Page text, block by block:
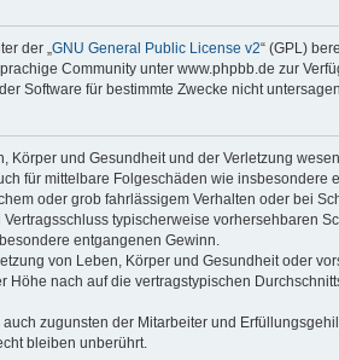
der „ GNU General Public License v2“ (GPL)
Community unter www.phpbb.de zur
Software für bestimmte Zwecke nicht
Körper und Gesundheit und der Verletzung
für mittelbare Folgeschäden wie insbesondere
oder grob fahrlässigem Verhalten oder bei
typischerweise vorhersehbaren
entgangenen Gewinn.
von Leben, Körper und Gesundheit oder
nach auf die vertragstypischen
zugunsten der Mitarbeiter und
bleiben unberührt.